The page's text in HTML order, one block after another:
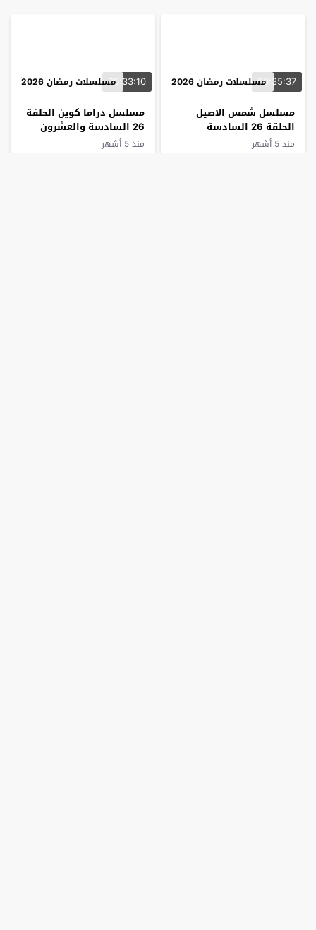
00:35:37مسلسلات رمضان 2026
مسلسل شمس الاصيل
الحلقة 26 السادسة
والعشرون
منذ 5 أشهر
00:33:10مسلسلات رمضان 2026
مسلسل دراما كوين الحلقة
26 السادسة والعشرون
منذ 5 أشهر